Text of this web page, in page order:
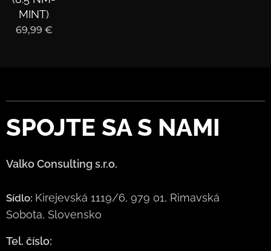
MINT)
69,99 €
SPOJTE SA S NAMI
Valko Consulting s.r.o.
Sídlo: Kirejevská 1119/6, 979 01, Rimavská
Sobota, Slovensko
Tel. číslo: